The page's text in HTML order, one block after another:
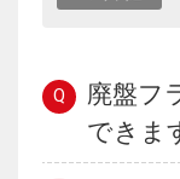
Q
廃盤フ
できま